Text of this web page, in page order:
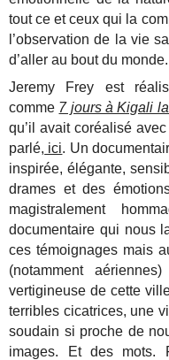
tout ce et ceux qui la
l’observation de la vie
d’aller au bout du monde.
Jeremy Frey est
comme 7 jours à Kigali
qu’il avait coréalisé
parlé, ici. Un
inspirée, élégante,
drames et des
magistralement
documentaire qui nous
ces témoignages mais
(notamment
vertigineuse de cette
terribles cicatrices, une
soudain si proche de
images. Et des mots.